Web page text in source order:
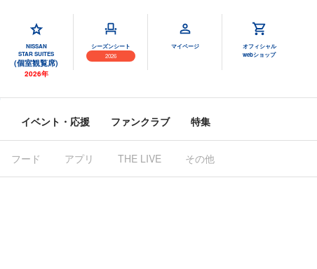
NISSAN
STAR SUITES
(個室観覧席)
2026年
シーズンシート
2026
マイページ
オフィシャル
webショップ
イベント・応援 ファンクラブ 特集
フード アプリ THE LIVE その他